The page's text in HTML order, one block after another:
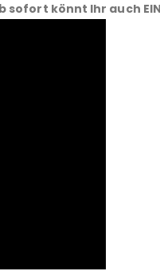
sofort könnt Ihr auch